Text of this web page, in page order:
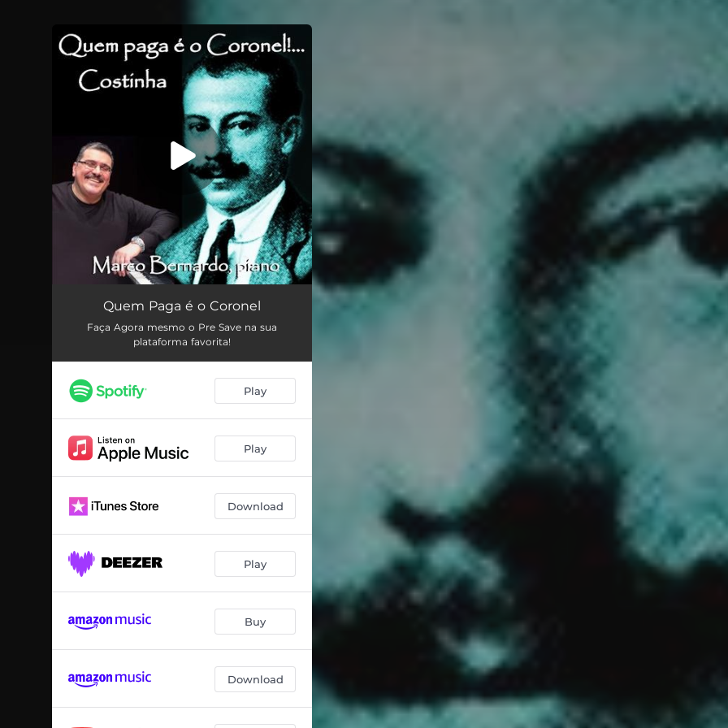
You're all set!
Quem Paga é o Coronel!...
Quem Paga é o Coronel
Faça Agora mesmo o Pre Save na sua
plataforma favorita!
Play
Play
Download
Play
Buy
Download